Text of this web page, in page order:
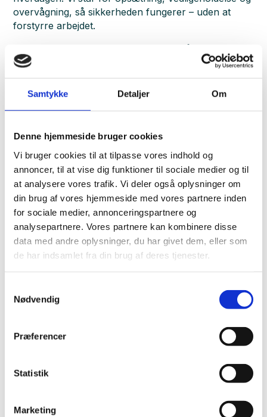
Samtykke Detaljer Om
Denne hjemmeside bruger cookies
Vi bruger cookies til at tilpasse vores indhold og
annoncer, til at vise dig funktioner til sociale medier og til
at analysere vores trafik. Vi deler også oplysninger om
din brug af vores hjemmeside med vores partnere inden
for sociale medier, annonceringspartnere og
analysepartnere. Vores partnere kan kombinere disse
data med andre oplysninger, du har givet dem, eller som
de har indsamlet fra din brug af deres tjenester.
Nødvendig
Præferencer
Statistik
Marketing
overvågning, så sikkerheden fungerer – uden at
forstyrre arbejdet.
tryg og forudsigelig IT-drift, hvor problemer opdages
og håndteres, før de vokser sig store.
IT-sikkerhed og antivirus
Realtidsbeskyttelse– Løbende overvågning, der
stopper skadelige programmer, før de skader jeres
systemer.
– Filtrering af links,
vedhæftninger og mistænkelig trafik, så angreb
altid er opdateret med de nyeste